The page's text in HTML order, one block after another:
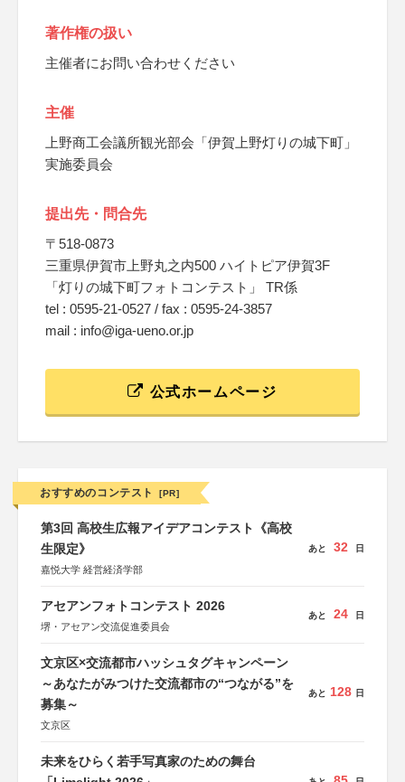
著作権の扱い
主催者にお問い合わせください
主催
上野商工会議所観光部会「伊賀上野灯りの城下町」
実施委員会
提出先・問合先
〒518-0873
三重県伊賀市上野丸之内500 ハイトピア伊賀3F
「灯りの城下町フォトコンテスト」 TR係
tel : 0595-21-0527 / fax : 0595-24-3857
mail : info@iga-ueno.or.jp
公式ホームページ
おすすめのコンテスト [PR]
第3回 高校生広報アイデアコンテスト《高校
生限定》
嘉悦大学 経営経済学部
あと 32 日
アセアンフォトコンテスト 2026
堺・アセアン交流促進委員会
あと 24 日
文京区×交流都市ハッシュタグキャンペーン
～あなたがみつけた交流都市の“つながる”を
募集～
文京区
あと 128 日
未来をひらく若手写真家のための舞台